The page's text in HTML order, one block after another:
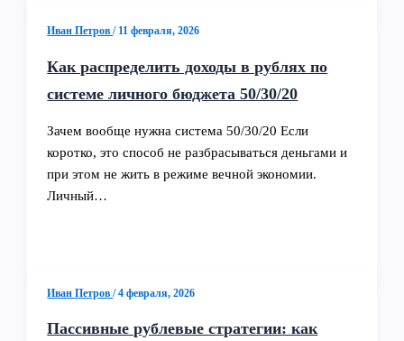
Иван Петров/ 11 февраля, 2026
Как распределить доходы в рублях по
системе личного бюджета 50/30/20
Зачем вообще нужна система 50/30/20 Если
коротко, это способ не разбрасываться деньгами и
при этом не жить в режиме вечной экономии.
Личный…
Иван Петров/4 февраля, 2026
Пассивные рублевые стратегии: как